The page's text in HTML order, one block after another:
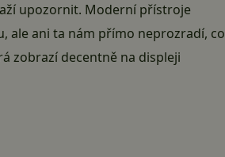
upozornit. Moderní přístroje
ale ani ta nám přímo neprozradí, co
zobrazí decentně na displeji